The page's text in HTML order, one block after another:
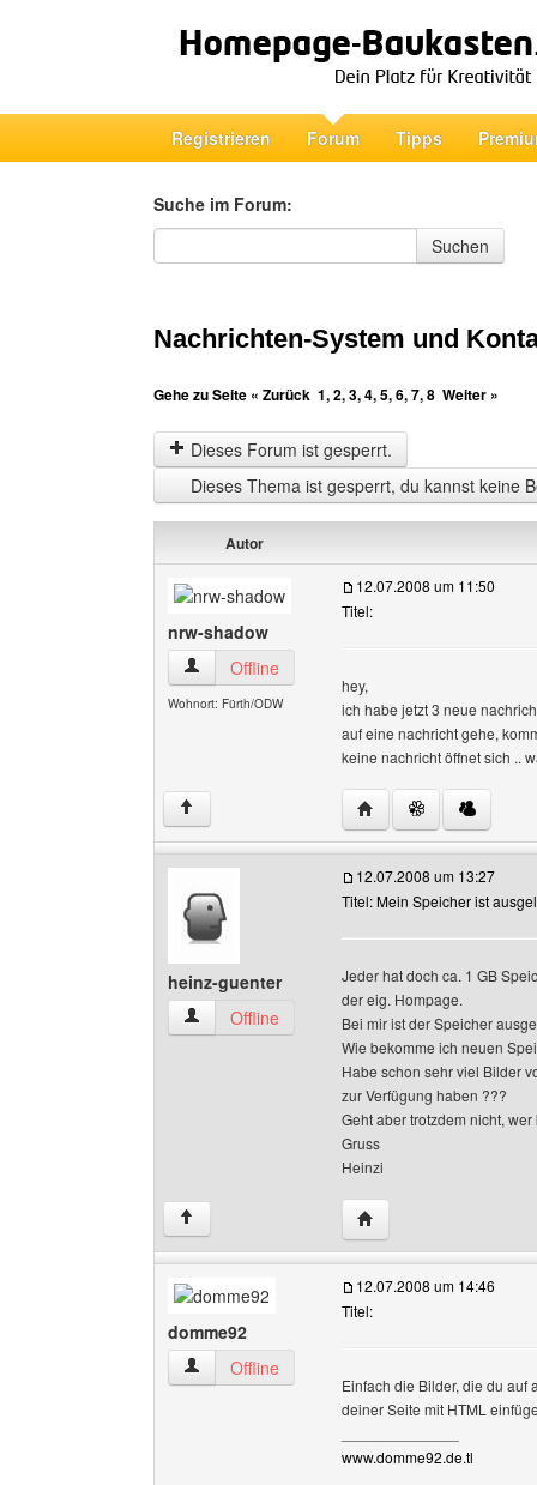
Registrieren Forum Tipps
Suche im Forum:
Suche im Forum
Suchen
Nachrichten-System und
Gehe zu Seite « Zurück 1,2,3,4,5,6,7,8 Weiter »
Dieses Forum ist gesperrt.
Dieses Thema ist gesperrt, du kannst keine
Autor
nrw-shadow
nrw-shadow Benutzer-Profile anzeigen
Offline
Wohnort: Fürth/ODW
12.07.2008 um 11:50
Titel:
hey,
ich habe jetzt 3 neue
auf eine nachricht gehe,
keine nachricht öffnet sich ..
↑ Website dieses
heinz-guenter
heinz-guenter Benutzer-Profile anzeigen
Offline
12.07.2008 um 13:27
Titel: Mein Speicher ist
Jeder hat doch ca. 1 GB
der eig. Hompage.
Bei mir ist der Speicher
Wie bekomme ich neuen
Habe schon sehr viel Bilder
zur Verfügung haben ???
Geht aber trotzdem nicht,
Gruss
Heinzi
↑ Website dieses
domme92
domme92 Benutzer-Profile anzeigen
Offline
12.07.2008 um 14:46
Titel:
Einfach die Bilder, die du
deiner Seite mit HTML
www.domme92.de.tl